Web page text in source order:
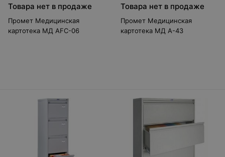
Товара нет в продаже
Промет Медицинская
картотека МД AFC-06
Товара нет в продаже
Промет Медицинская
картотека МД A-43